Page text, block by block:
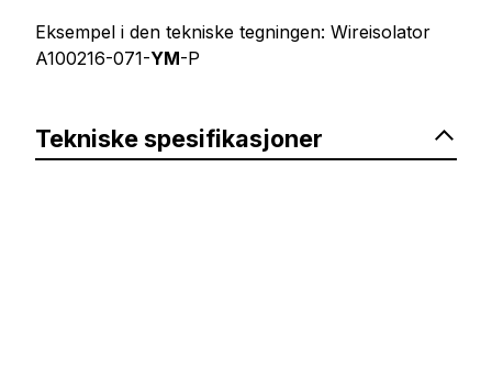
Eksempel i den tekniske tegningen: Wireisolator
A100216-071-YM-P
Tekniske spesifikasjoner